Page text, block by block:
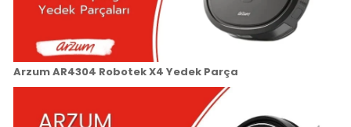
Arzum AR4304 Robotek X4 Yedek Parça